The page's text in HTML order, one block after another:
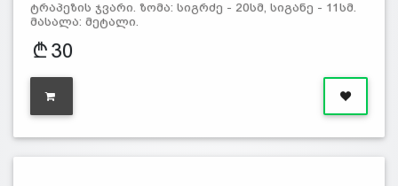
ტრაპეზის ჯვარი. ზომა: სიგრძე - 20სმ, სიგანე - 11სმ.
მასალა: მეტალი.
30